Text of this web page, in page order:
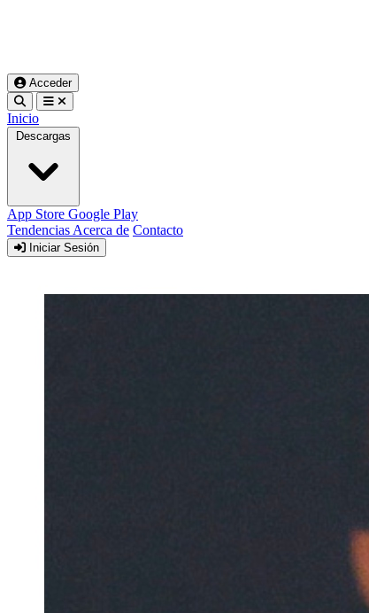
Acceder
Inicio
Descargas
App Store Google Play
Tendencias Acerca de Contacto
Iniciar Sesión